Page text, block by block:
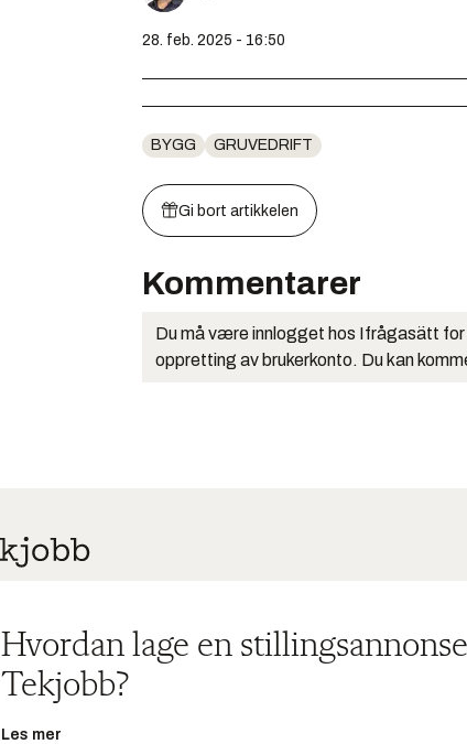
28. feb. 2025 - 16:50
BYGG GRUVEDRIFT
Gi bort artikkelen
Kommentarer
Du må være innlogget hos Ifrågasätt
oppretting av brukerkonto. Du kan
Hvordan lage en
Tekjobb?
Les mer